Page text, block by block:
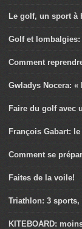
Le golf, un sport à
Golf et lombalgies:
Comment
Gwladys Nocera:
Faire du golf avec
François Gabart:
Comment se
Faites de la voile!
Triathlon: 3
KITEBOARD: